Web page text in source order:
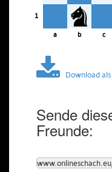
1
a b c
Download
Sende
Freunde: